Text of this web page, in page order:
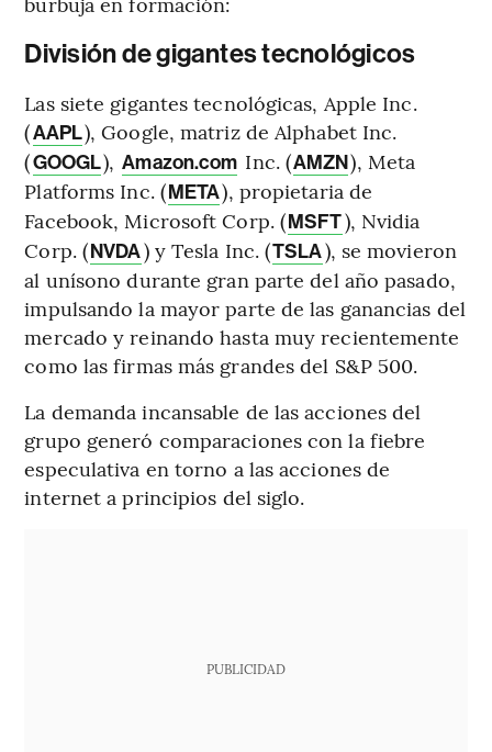
División de gigantes tecnológicos
Las siete gigantes tecnológicas, Apple Inc.
(AAPL), Google, matriz de Alphabet Inc.
(GOOGL), Amazon.com Inc. (AMZN), Meta
Platforms Inc. (META), propietaria de
Facebook, Microsoft Corp. (MSFT), Nvidia
Corp. (NVDA) y Tesla Inc. (TSLA), se movieron
al unísono durante gran parte del año pasado,
impulsando la mayor parte de las ganancias del
mercado y reinando hasta muy recientemente
como las firmas más grandes del S&P 500.
La demanda incansable de las acciones del
grupo generó comparaciones con la fiebre
especulativa en torno a las acciones de
internet a principios del siglo.
PUBLICIDAD